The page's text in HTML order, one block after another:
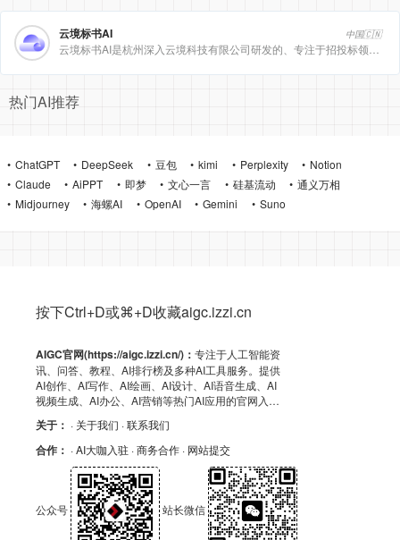
云境标书AI 中国🇨🇳
热门AI推荐
ChatGPT DeepSeek 豆包 kimi Perplexity
Notion
Claude
AiPPT 即梦 文心一言 硅基流动
通义万相
Midjourney
海螺AI OpenAI Gemini Suno
按下Ctrl+D或⌘+D收藏aigc.izzi.cn
AIGC官网(https://aigc.izzi.cn/)： 专注于人工智能资
讯、问答、教程、AI排行榜及多种AI工具服务。提供
AI创作、AI写作、AI绘画、AI设计、AI语音生成、AI
视频生成、AI办公、AI营销等热门AI应用的官网入
API导航，助力高效AI体验！
关于： · 关于我们 · 联系我们
合作： · AI大咖入驻 · 商务合作 · 网站提交
公众号 站长微信